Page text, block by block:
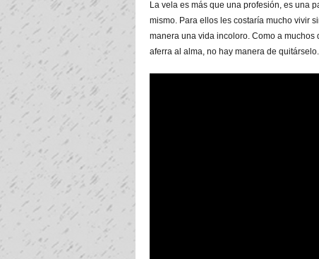
La vela es más que una profesión, es una
mismo. Para ellos les costaría mucho vivir
manera una vida incoloro. Como a
aferra al alma, no hay manera de quitárselo.